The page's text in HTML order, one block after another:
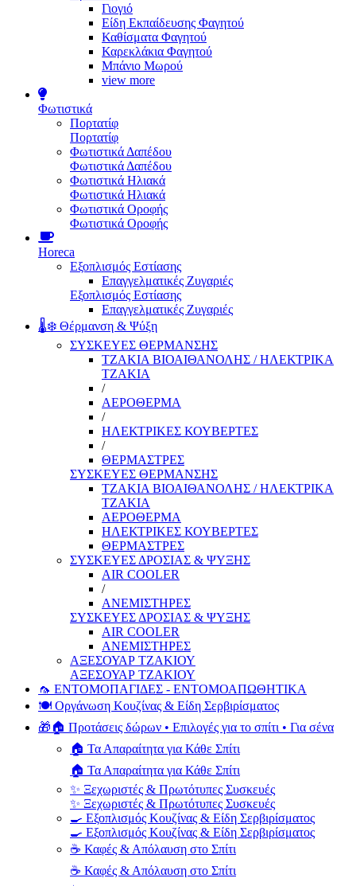
Γιογιό
Είδη Εκπαίδευσης Φαγητού
Καθίσματα Φαγητού
Καρεκλάκια Φαγητού
Μπάνιο Μωρού
view more
Φωτιστικά
Πορτατίφ
Πορτατίφ
Φωτιστικά Δαπέδου
Φωτιστικά Δαπέδου
Φωτιστικά Ηλιακά
Φωτιστικά Ηλιακά
Φωτιστικά Οροφής
Φωτιστικά Οροφής
Horeca
Εξοπλισμός Εστίασης
Επαγγελματικές Ζυγαριές
Εξοπλισμός Εστίασης
Επαγγελματικές Ζυγαριές
🌡️❄️ Θέρμανση & Ψύξη
ΣΥΣΚΕΥΕΣ ΘΕΡΜΑΝΣΗΣ
ΤΖΑΚΙΑ ΒΙΟΑΙΘΑΝΟΛΗΣ / ΗΛΕΚΤΡΙΚΑ
ΤΖΑΚΙΑ
/
ΑΕΡΟΘΕΡΜΑ
/
ΗΛΕΚΤΡΙΚΕΣ ΚΟΥΒΕΡΤΕΣ
/
ΘΕΡΜΑΣΤΡΕΣ
ΣΥΣΚΕΥΕΣ ΘΕΡΜΑΝΣΗΣ
ΤΖΑΚΙΑ ΒΙΟΑΙΘΑΝΟΛΗΣ / ΗΛΕΚΤΡΙΚΑ
ΤΖΑΚΙΑ
ΑΕΡΟΘΕΡΜΑ
ΗΛΕΚΤΡΙΚΕΣ ΚΟΥΒΕΡΤΕΣ
ΘΕΡΜΑΣΤΡΕΣ
ΣΥΣΚΕΥΕΣ ΔΡΟΣΙΑΣ & ΨΥΞΗΣ
AIR COOLER
/
ΑΝΕΜΙΣΤΗΡΕΣ
ΣΥΣΚΕΥΕΣ ΔΡΟΣΙΑΣ & ΨΥΞΗΣ
AIR COOLER
ΑΝΕΜΙΣΤΗΡΕΣ
ΑΞΕΣΟΥΑΡ ΤΖΑΚΙΟΥ
ΑΞΕΣΟΥΑΡ ΤΖΑΚΙΟΥ
🦟 ΕΝΤΟΜΟΠΑΓΙΔΕΣ - ΕΝΤΟΜΟΑΠΩΘΗΤΙΚΑ
🍽️ Οργάνωση Κουζίνας & Είδη Σερβιρίσματος
🎁🏠 Προτάσεις δώρων • Επιλογές για το σπίτι • Για σένα
🏠 Τα Απαραίτητα για Κάθε Σπίτι
🏠 Τα Απαραίτητα για Κάθε Σπίτι
✨ Ξεχωριστές & Πρωτότυπες Συσκευές
✨ Ξεχωριστές & Πρωτότυπες Συσκευές
🍳 Εξοπλισμός Κουζίνας & Είδη Σερβιρίσματος
🍳 Εξοπλισμός Κουζίνας & Είδη Σερβιρίσματος
☕ Καφές & Απόλαυση στο Σπίτι
☕ Καφές & Απόλαυση στο Σπίτι